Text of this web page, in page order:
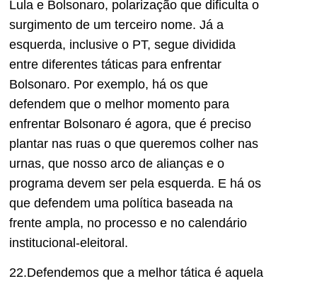
Lula e Bolsonaro, polarização que dificulta o
surgimento de um terceiro nome. Já a
esquerda, inclusive o PT, segue dividida
entre diferentes táticas para enfrentar
Bolsonaro. Por exemplo, há os que
defendem que o melhor momento para
enfrentar Bolsonaro é agora, que é preciso
plantar nas ruas o que queremos colher nas
urnas, que nosso arco de alianças e o
programa devem ser pela esquerda. E há os
que defendem uma política baseada na
frente ampla, no processo e no calendário
institucional-eleitoral.
22.Defendemos que a melhor tática é aquela